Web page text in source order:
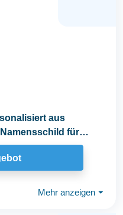
aus
für
Mehr anzeigen ⏷